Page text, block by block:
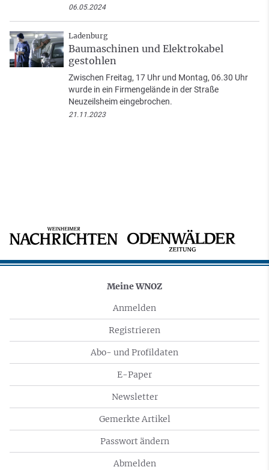
06.05.2024
Ladenburg
Baumaschinen und Elektrokabel
gestohlen
Zwischen Freitag, 17 Uhr und Montag, 06.30 Uhr
wurde in ein Firmengelände in der Straße
Neuzeilsheim eingebrochen.
21.11.2023
Meine WNOZ
Anmelden
Registrieren
Abo- und Profildaten
E-Paper
Newsletter
Gemerkte Artikel
Passwort ändern
Abmelden